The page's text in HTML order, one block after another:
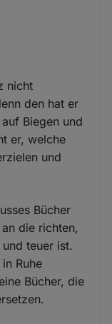
nicht
den hat er
Biegen und
er, welche
und
Bücher
die richten,
teuer ist.
Ruhe
Bücher, die